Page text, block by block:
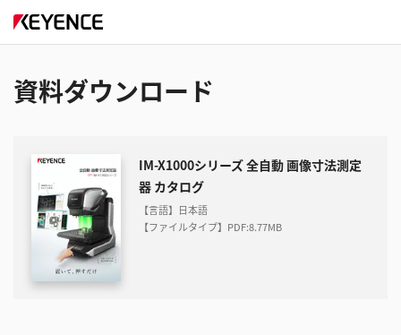
資料ダウンロード
IM-X1000シリーズ 全自動 画像寸法測定
器 カタログ
【言語】日本語
【ファイルタイプ】PDF:8.77MB